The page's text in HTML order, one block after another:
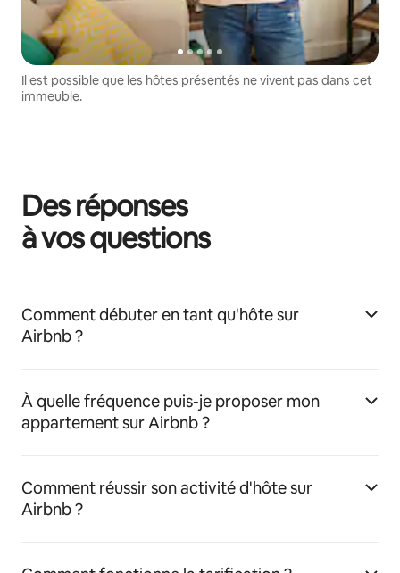
Il est possible que les hôtes présentés ne vivent pas dans cet
immeuble.
Des réponses
à vos questions
Comment débuter en tant qu'hôte sur
Airbnb ?
À quelle fréquence puis-je proposer mon
appartement sur Airbnb ?
Comment réussir son activité d'hôte sur
Airbnb ?